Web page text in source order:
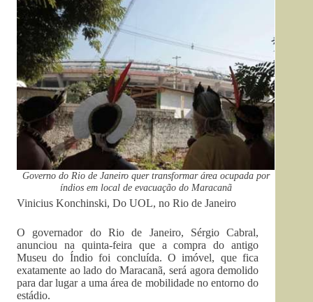
Governo do Rio de Janeiro quer transformar área ocupada por
índios em local de evacuação do Maracanã
Vinicius Konchinski, Do UOL, no Rio de Janeiro
O governador do Rio de Janeiro, Sérgio Cabral,
anunciou na quinta-feira que a compra do antigo
Museu do Índio foi concluída. O imóvel, que fica
exatamente ao lado do Maracanã, será agora demolido
para dar lugar a uma área de mobilidade no entorno do
estádio.